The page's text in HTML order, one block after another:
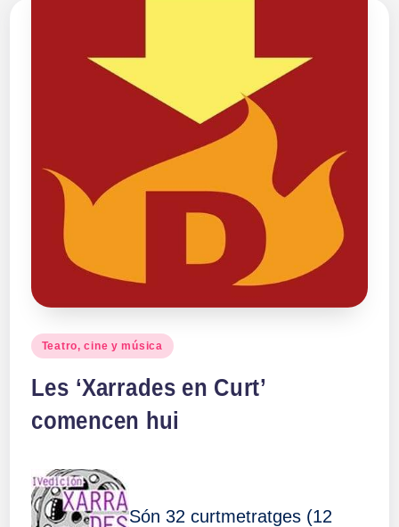
Publicado
Teatro, cine y música
Les ‘Xarrades en Curt’
comencen hui
Són 32 curtmetratges (12